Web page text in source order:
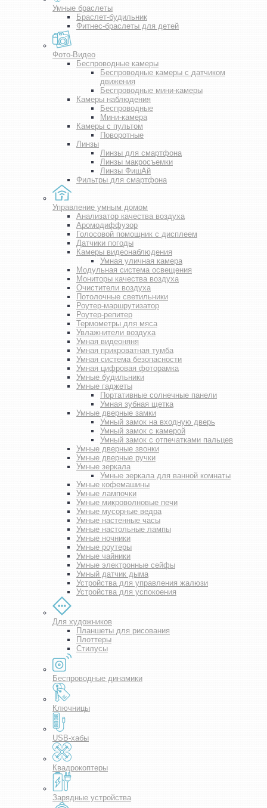
Умные браслеты
Браслет-будильник
Фитнес-браслеты для детей
Фото-Видео
Беспроводные камеры
Беспроводные камеры с датчиком
движения
Беспроводные мини-камеры
Камеры наблюдения
Беспроводные
Мини-камера
Камеры с пультом
Поворотные
Линзы
Линзы для смартфона
Линзы макросъемки
Линзы ФишАй
Фильтры для смартфона
Управление умным домом
Анализатор качества воздуха
Аромодиффузор
Голосовой помощник с дисплеем
Датчики погоды
Камеры видеонаблюдения
Умная уличная камера
Модульная система освещения
Мониторы качества воздуха
Очистители воздуха
Потолочные светильники
Роутер-маршрутизатор
Роутер-репитер
Термометры для мяса
Увлажнители воздуха
Умная видеоняня
Умная прикроватная тумба
Умная система безопасности
Умная цифровая фоторамка
Умные будильники
Умные гаджеты
Портативные солнечные панели
Умная зубная щетка
Умные дверные замки
Умный замок на входную дверь
Умный замок с камерой
Умный замок с отпечатками пальцев
Умные дверные звонки
Умные дверные ручки
Умные зеркала
Умные зеркала для ванной комнаты
Умные кофемашины
Умные лампочки
Умные микроволновые печи
Умные мусорные ведра
Умные настенные часы
Умные настольные лампы
Умные ночники
Умные роутеры
Умные чайники
Умные электронные сейфы
Умный датчик дыма
Устройства для управления жалюзи
Устройства для успокоения
Для художников
Планшеты для рисования
Плоттеры
Стилусы
Беспроводные динамики
Ключницы
USB-хабы
Квадрокоптеры
Зарядные устройства